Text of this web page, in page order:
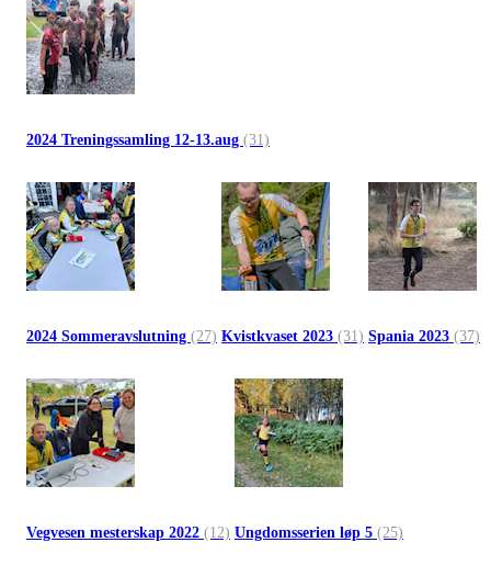
2024 Treningssamling 12-13.aug (31)
2024 Sommeravslutning (27) Kvistkvaset 2023 (31) Spania 2023 (37)
Vegvesen mesterskap 2022 (12) Ungdomsserien løp 5 (25)